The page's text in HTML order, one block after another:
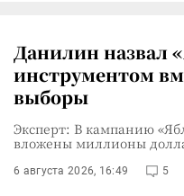
Данилин назвал
инструментом
выборы
Эксперт: В кампанию
вложены миллионы
6 августа 2026, 16:49 5